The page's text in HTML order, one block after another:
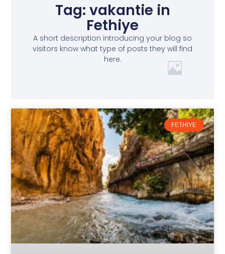
Tag: vakantie in
Fethiye
A short description introducing your blog so
visitors know what type of posts they will find
here.
FETHIYE